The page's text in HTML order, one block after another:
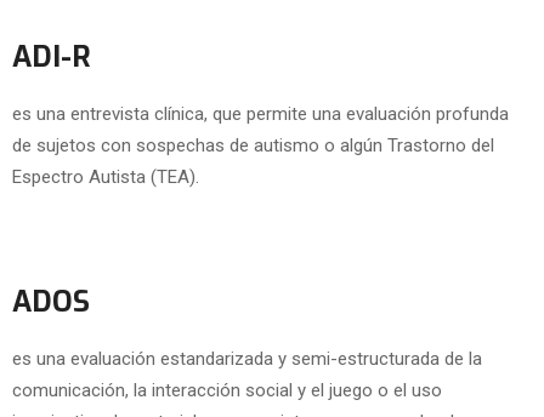
ADI-R
es una entrevista clínica, que permite una evaluación profunda
de sujetos con sospechas de autismo o algún Trastorno del
Espectro Autista (TEA).
ADOS
es una evaluación estandarizada y semi-estructurada de la
comunicación, la interacción social y el juego o el uso